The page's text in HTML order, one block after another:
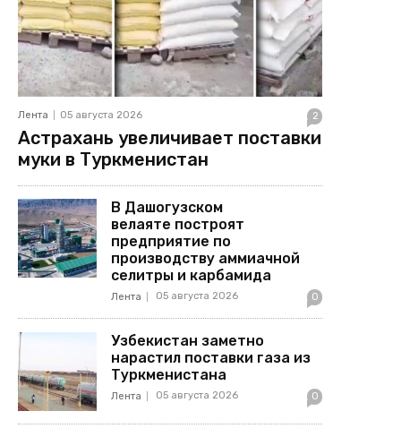
Лента 05 августа 2026 2
Астрахань увеличивает поставки
муки в Туркменистан
В Дашогузском
велаяте построят
предприятие по
производству аммиачной
селитры и карбамида
Лента 05 августа 2026 0
Узбекистан заметно
нарастил поставки газа из
Туркменистана
Лента 05 августа 2026 0